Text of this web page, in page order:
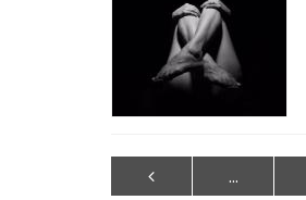
...